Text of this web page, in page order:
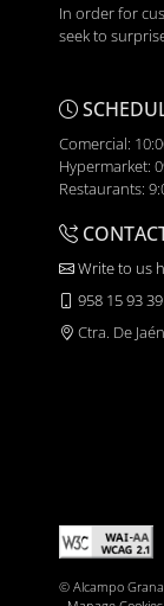
In order for
seek to
Comercial:
Hypermarket:
Restaurants:
Write to us
958 15 93 39
Ctra. De
© Alcampo